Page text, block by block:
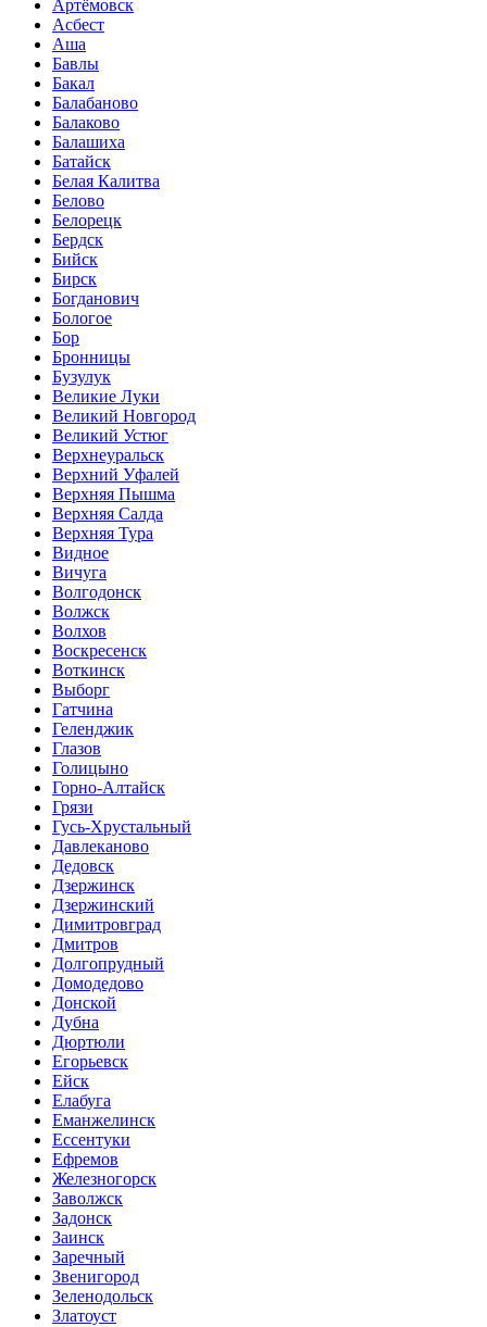
Артёмовск
Асбест
Аша
Бавлы
Бакал
Балабаново
Балаково
Балашиха
Батайск
Белая Калитва
Белово
Белорецк
Бердск
Бийск
Бирск
Богданович
Бологое
Бор
Бронницы
Бузулук
Великие Луки
Великий Новгород
Великий Устюг
Верхнеуральск
Верхний Уфалей
Верхняя Пышма
Верхняя Салда
Верхняя Тура
Видное
Вичуга
Волгодонск
Волжск
Волхов
Воскресенск
Воткинск
Выборг
Гатчина
Геленджик
Глазов
Голицыно
Горно-Алтайск
Грязи
Гусь-Хрустальный
Давлеканово
Дедовск
Дзержинск
Дзержинский
Димитровград
Дмитров
Долгопрудный
Домодедово
Донской
Дубна
Дюртюли
Егорьевск
Ейск
Елабуга
Еманжелинск
Ессентуки
Ефремов
Железногорск
Заволжск
Задонск
Заинск
Заречный
Звенигород
Зеленодольск
Златоуст